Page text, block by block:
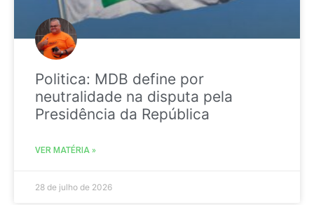
Politica: MDB define por
neutralidade na disputa pela
Presidência da República
VER MATÉRIA »
28 de julho de 2026